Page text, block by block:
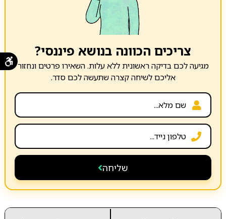
צריכים הכוונה בנושא פיננסי?
מגיעה לכם בדיקה ראשונית ללא עלות. השאירו פרטים ונחזור
אליכם לשיחה קצרה שתעשה לכם סדר.
שליחה